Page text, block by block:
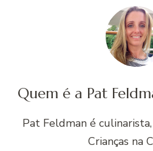
Quem é a Pat
Pat Feldman é
Crianças na